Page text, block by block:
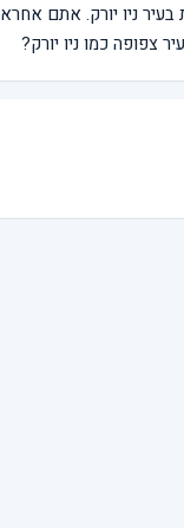
ניו יורק. אתם
צפופה כמו ניו יורק?